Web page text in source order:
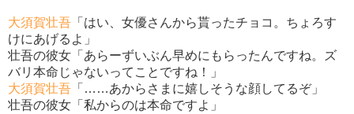
大須賀壮吾 「はい、女優さんから貰ったチョコ。ちょろす
けにあげるよ」
壮吾の彼女「あらーずいぶん早めにもらったんですね。ズ
バリ本命じゃないってことですね！」
大須賀壮吾 「……あからさまに嬉しそうな顔してるぞ」
壮吾の彼女「私からのは本命ですよ」